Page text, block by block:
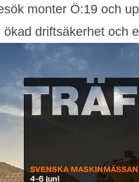
monter Ö:19 och
ökad driftsäkerhet och